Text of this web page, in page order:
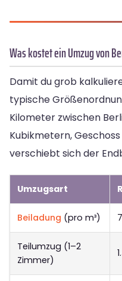
Was kostet ein Umzug von
Damit du grob
typische
Kilometer zwischen
Kubikmetern,
verschiebt sich der
Umzugsart
Beiladung (pro m³)
Teilumzug (1–2
Zimmer)